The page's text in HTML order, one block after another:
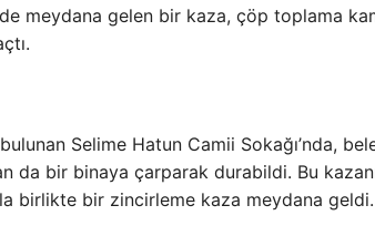
meydana gelen bir kaza, çöp toplama
Selime Hatun Camii Sokağı’nda,
da bir binaya çarparak durabildi. Bu
birlikte bir zincirleme kaza meydana geldi.